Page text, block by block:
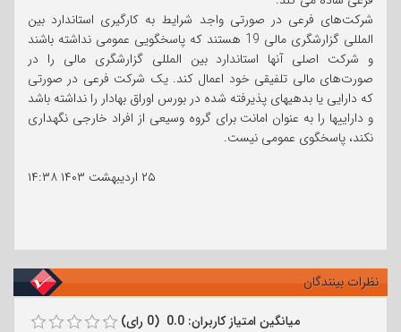
شرکت‌های فرعی در صورتی واجد شرایط به کارگیری استاندارد بین
المللی گزارشگری مالی 19 هستند که پاسخگویی عمومی نداشته باشند
و شرکت اصلی آنها استاندارد بین المللی گزارشگری مالی را در
صورت‌های مالی تلفیقی خود اعمال کند. یک شرکت فرعی در صورتی
که دارایی یا بدهیهای پذیرفته شده در بورس اوراق بهادار را نداشته باشد
و داراییها را به عنوان امانت برای گروه وسیعی از افراد خارجی نگهداری
نکند، پاسخگوی عمومی نیست.
۲۵ اردیبهشت ۱۴۰۳
۱۴:۳۸
نظرات بینندگان
میانگین امتیاز کاربران: 0.0 (0 رای)